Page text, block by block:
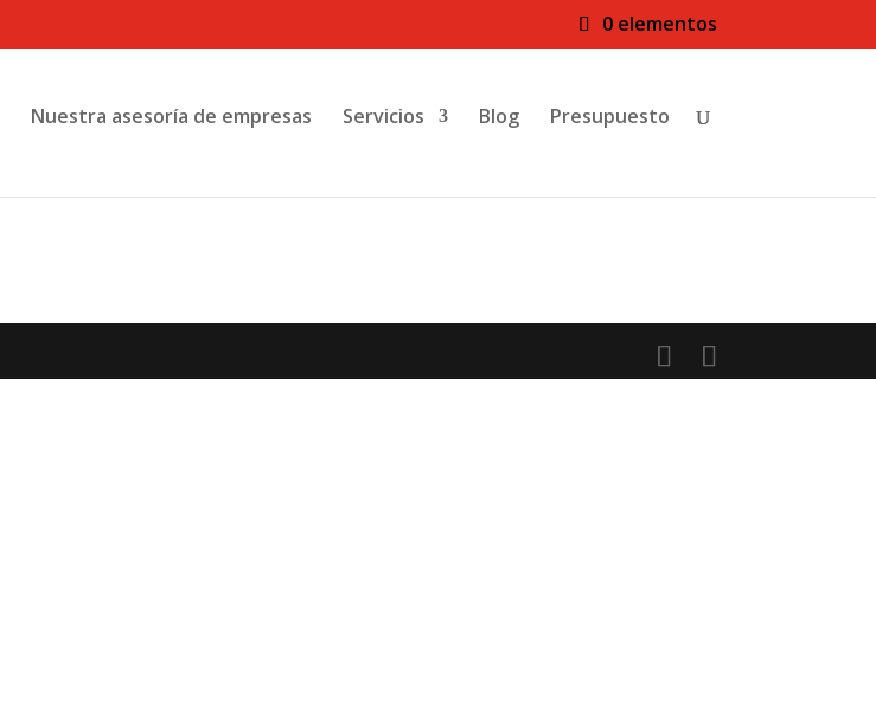
0 elementos
Nuestra asesoría de empresas Servicios Blog Presupuesto